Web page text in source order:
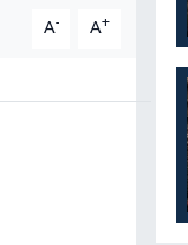
A- A+